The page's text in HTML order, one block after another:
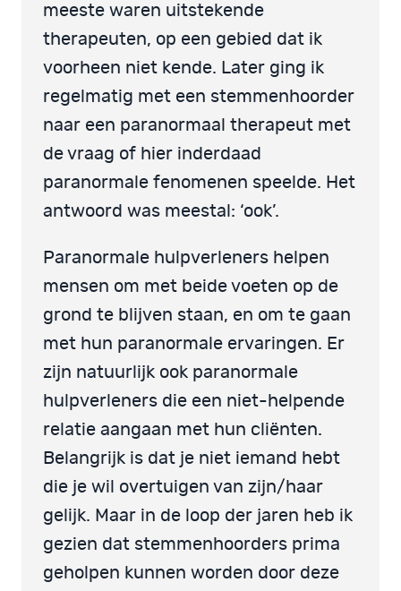
meeste waren uitstekende
therapeuten, op een gebied dat ik
voorheen niet kende. Later ging ik
regelmatig met een stemmenhoorder
naar een paranormaal therapeut met
de vraag of hier inderdaad
paranormale fenomenen speelde. Het
antwoord was meestal: ‘ook’.
Paranormale hulpverleners helpen
mensen om met beide voeten op de
grond te blijven staan, en om te gaan
met hun paranormale ervaringen. Er
zijn natuurlijk ook paranormale
hulpverleners die een niet-helpende
relatie aangaan met hun cliënten.
Belangrijk is dat je niet iemand hebt
die je wil overtuigen van zijn/haar
gelijk. Maar in de loop der jaren heb ik
gezien dat stemmenhoorders prima
geholpen kunnen worden door deze